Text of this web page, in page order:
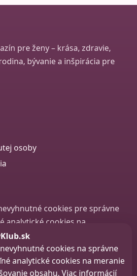
pre ženy – krása, zdravie,
bývanie a inšpirácia pre
osoby
cookies pre správne
analytické cookies na
používateľskej skúsenosti.
cookies na správne
analytické cookies na meranie
obsahu. Viac informácií